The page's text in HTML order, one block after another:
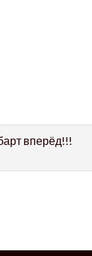
вперёд!!!